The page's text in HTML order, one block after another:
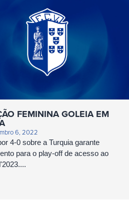
FEMININA GOLEIA EM
6, 2022
4-0 sobre a Turquia garante
para o play-off de acesso ao